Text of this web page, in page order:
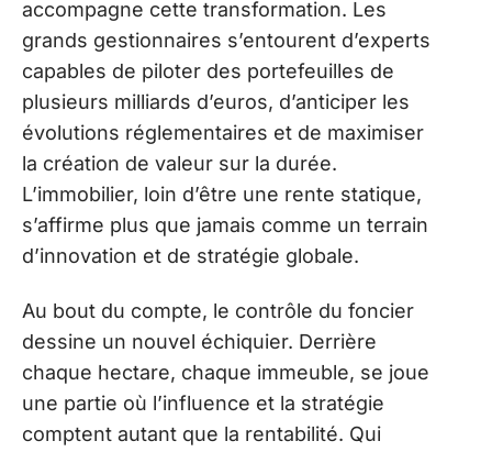
accompagne cette transformation. Les
grands gestionnaires s’entourent d’experts
capables de piloter des portefeuilles de
plusieurs milliards d’euros, d’anticiper les
évolutions réglementaires et de maximiser
la création de valeur sur la durée.
L’immobilier, loin d’être une rente statique,
s’affirme plus que jamais comme un terrain
d’innovation et de stratégie globale.
Au bout du compte, le contrôle du foncier
dessine un nouvel échiquier. Derrière
chaque hectare, chaque immeuble, se joue
une partie où l’influence et la stratégie
comptent autant que la rentabilité. Qui